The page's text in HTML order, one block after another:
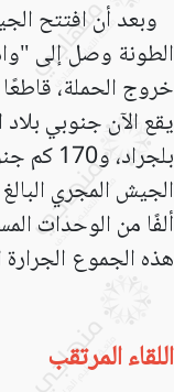
وبعد أن افتتح
خروج الحملة،
ألفًا من الوحدات
هذه الجموع الجرارة
اللقاء المرتقب